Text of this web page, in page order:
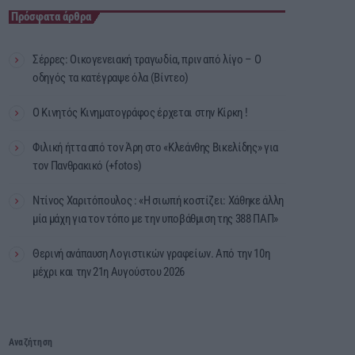
Πρόσφατα άρθρα
Σέρρες: Οικογενειακή τραγωδία, πριν από λίγο – Ο
οδηγός τα κατέγραψε όλα (Βίντεο)
Ο Κινητός Κινηματογράφος έρχεται στην Κίρκη !
Φιλική ήττα από τον Άρη στο «Κλεάνθης Βικελίδης» για
τον Πανθρακικό (+fotos)
Ντίνος Χαριτόπουλος : «Η σιωπή κοστίζει: Χάθηκε άλλη
μία μάχη για τον τόπο με την υποβάθμιση της 388 ΠΑΠ»
Θερινή ανάπαυση Λογιστικών γραφείων. Από την 10η
μέχρι και την 21η Αυγούστου 2026
Αναζήτηση